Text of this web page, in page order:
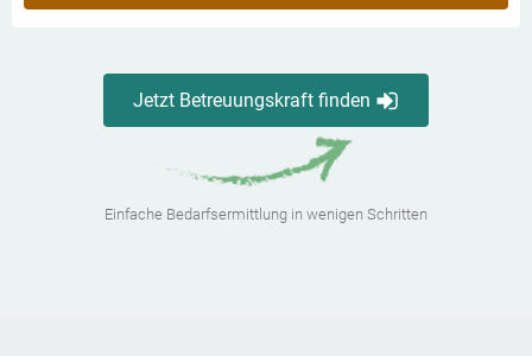
Jetzt Betreuungskraft finden
Einfache Bedarfsermittlung in wenigen Schritten